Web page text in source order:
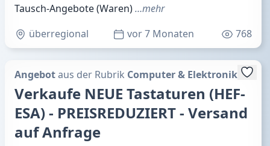
Tausch-Angebote (Waren)…mehr
überregional
vor 7 Monaten 768
Angebotaus der Rubrik Computer & Elektronik
Verkaufe NEUE Tastaturen (HEF-
ESA) - PREISREDUZIERT - Versand
auf Anfrage